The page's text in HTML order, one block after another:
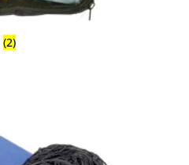
(2)